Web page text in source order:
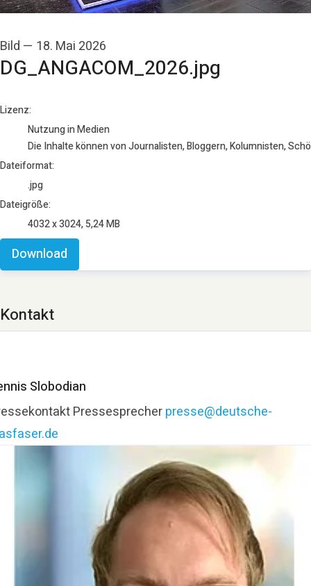
Bild — 18. Mai 2026
DG_ANGACOM_2026.jpg
go to media item
Lizenz:
Nutzung in Medien
Die Inhalte können von Journalisten, Bloggern, Kolumnisten,
Dateiformat:
.jpg
Dateigröße:
4032 x 3024, 5,24 MB
Download
Kontakt
Slobodian
Pressesprecherpresse@deutsche-